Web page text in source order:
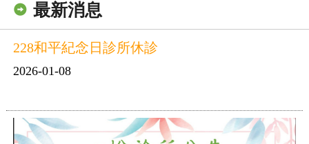
最新消息
228和平紀念日診所休診
2026-01-08